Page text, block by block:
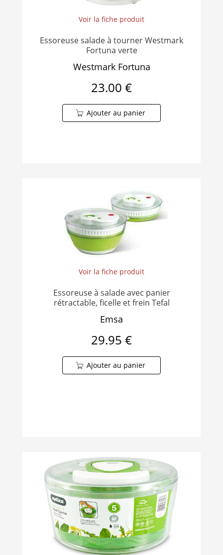
Voir la fiche produit
Essoreuse salade à tourner Westmark
Fortuna verte
Westmark Fortuna
23.00 €
Ajouter au panier
Voir la fiche produit
Essoreuse à salade avec panier
rétractable, ficelle et frein Tefal
Emsa
29.95 €
Ajouter au panier